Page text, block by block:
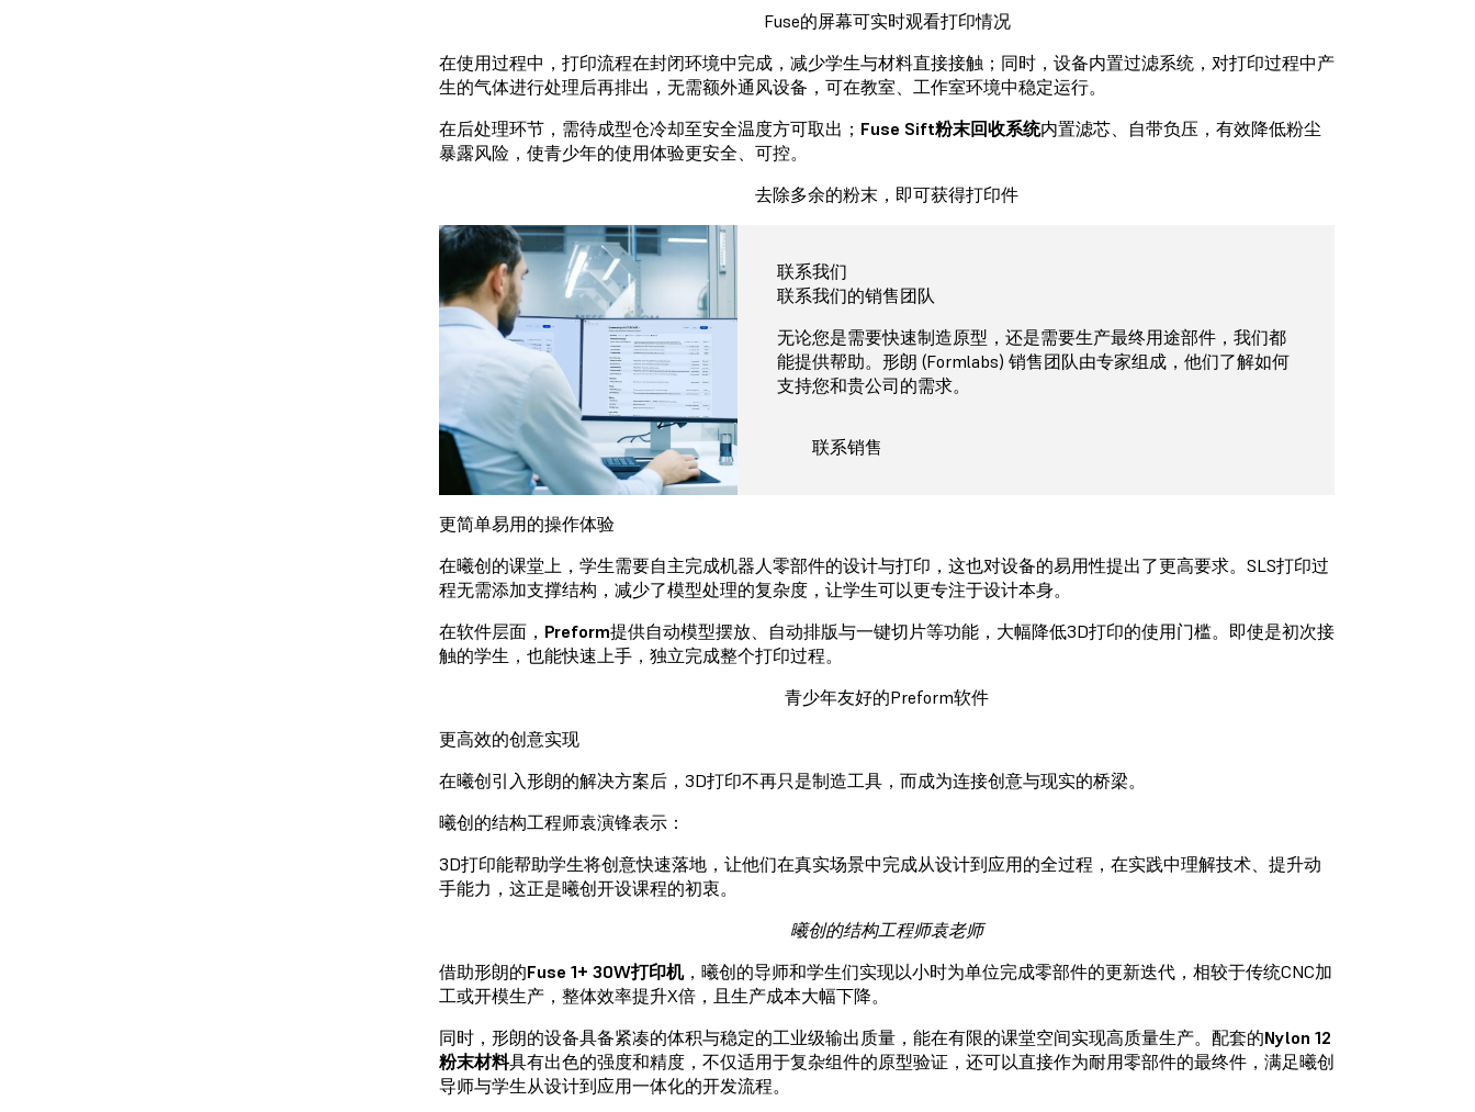
Fuse的屏幕可实时观看打印情况
在使用过程中，打印流程在封闭环境中完成，减少学生与材料直接接触；同时，设备内置过滤系统，对打印过程中产
生的气体进行处理后再排出，无需额外通风设备，可在教室、工作室环境中稳定运行。
在后处理环节，需待成型仓冷却至安全温度方可取出； Fuse Sift粉末回收系统内置滤芯、自带负压，有效降低粉尘
暴露风险，使青少年的使用体验更安全、可控。
去除多余的粉末，即可获得打印件
联系我们
联系我们的销售团队
无论您是需要快速制造原型，还是需要生产最终用途部件，我们都
能提供帮助。形朗 (Formlabs) 销售团队由专家组成，他们了解如何
支持您和贵公司的需求。
联系销售
更简单易用的操作体验
在曦创的课堂上，学生需要自主完成机器人零部件的设计与打印，这也对设备的易用性提出了更高要求。SLS打印过
程无需添加支撑结构，减少了模型处理的复杂度，让学生可以更专注于设计本身。
在软件层面， Preform提供自动模型摆放、自动排版与一键切片等功能，大幅降低3D打印的使用门槛。即使是初次接
触的学生，也能快速上手，独立完成整个打印过程。
青少年友好的Preform软件
更高效的创意实现
在曦创引入形朗的解决方案后，3D打印不再只是制造工具，而成为连接创意与现实的桥梁。
曦创的结构工程师袁演锋表示：
3D打印能帮助学生将创意快速落地，让他们在真实场景中完成从设计到应用的全过程，在实践中理解技术、提升动
手能力，这正是曦创开设课程的初衷。
曦创的结构工程师袁老师
借助形朗的Fuse 1+ 30W打印机，曦创的导师和学生们实现以小时为单位完成零部件的更新迭代，相较于传统CNC加
工或开模生产，整体效率提升X倍，且生产成本大幅下降。
同时，形朗的设备具备紧凑的体积与稳定的工业级输出质量，能在有限的课堂空间实现高质量生产。配套的Nylon 12
粉末材料具有出色的强度和精度，不仅适用于复杂组件的原型验证，还可以直接作为耐用零部件的最终件，满足曦创
导师与学生从设计到应用一体化的开发流程。